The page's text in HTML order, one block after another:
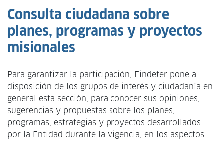
a
la
navegación
Consulta ciudadana sobre
planes, programas y proyectos
misionales
Para garantizar la participación, Findeter pone a
disposición de los grupos de interés y ciudadanía en
general esta sección, para conocer sus opiniones,
sugerencias y propuestas sobre los planes,
programas, estrategias y proyectos desarrollados
por la Entidad durante la vigencia, en los aspectos